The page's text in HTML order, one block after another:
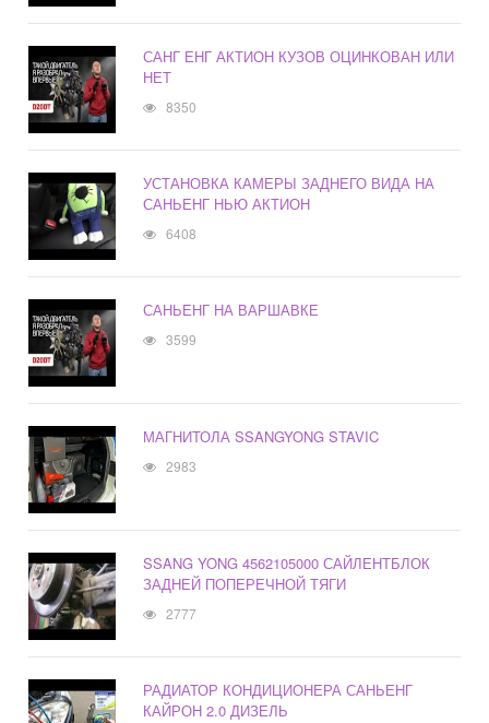
САНГ ЕНГ АКТИОН КУЗОВ ОЦИНКОВАН ИЛИ
НЕТ
8350
УСТАНОВКА КАМЕРЫ ЗАДНЕГО ВИДА НА
САНЬЕНГ НЬЮ АКТИОН
6408
САНЬЕНГ НА ВАРШАВКЕ
3599
МАГНИТОЛА SSANGYONG STAVIC
2983
SSANG YONG 4562105000 САЙЛЕНТБЛОК
ЗАДНЕЙ ПОПЕРЕЧНОЙ ТЯГИ
2777
РАДИАТОР КОНДИЦИОНЕРА САНЬЕНГ
КАЙРОН 2.0 ДИЗЕЛЬ